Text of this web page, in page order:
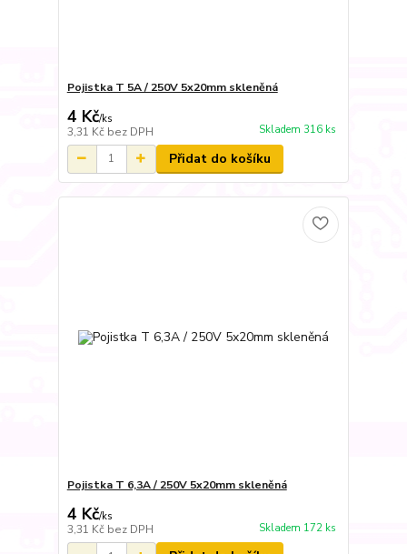
Pojistka T 5A / 250V 5x20mm skleněná
4 Kč/ks
3,31 Kč bez DPH Skladem 316 ks
Přidat do košíku
Pojistka T 6,3A / 250V 5x20mm skleněná
4 Kč/ks
3,31 Kč bez DPH Skladem 172 ks